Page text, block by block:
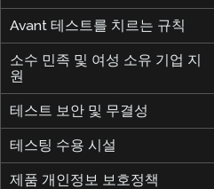
Avant 테스트를 치르는 규칙
소수 민족 및 여성 소유 기업 지
원
테스트 보안 및 무결성
테스팅 수용 시설
제품 개인정보 보호정책